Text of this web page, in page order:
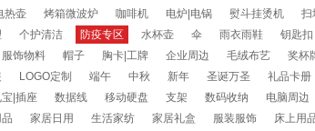
热壶 烤箱微波炉 咖啡机 电炉|电锅 熨斗挂烫机 扫
个护清洁 防疫专区 水杯壶 伞 雨衣雨鞋 钥匙扣
服饰物料 帽子 胸卡|工牌 企业周边 毛绒布艺 奖杯
LOGO定制 端午 中秋 新年 圣诞万圣 礼品卡册
宝|插座 数据线 移动硬盘 支架 数码收纳 电脑周边
家居日用 生活家纺 家居礼盒 服装服饰 床上用